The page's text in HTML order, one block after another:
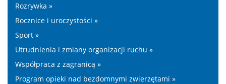
Rozrywka »
Rocznice i uroczystości »
Sport »
Utrudnienia i zmiany organizacji ruchu »
Współpraca z zagranicą »
Program opieki nad bezdomnymi zwierzętami »